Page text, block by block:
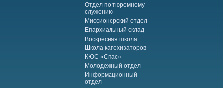
Отдел по тюремному
служению
Миссионерский отдел
Епархиальный склад
Воскресная школа
Школа катехизаторов
КЮС «Спас»
Молодежный отдел
Информационный
отдел